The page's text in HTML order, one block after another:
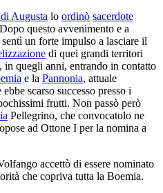
Augusta lo ordinò sacerdote
questo avvenimento e a
un forte impulso a lasciare il
di quei grandi territori
in quegli anni, entrando in contatto
e la Pannonia, attuale
scarso successo presso i
frutti. Non passò però
Pellegrino, che convocatolo ne
ad Ottone I per la nomina a
accettò di essere nominato
che copriva tutta la Boemia.